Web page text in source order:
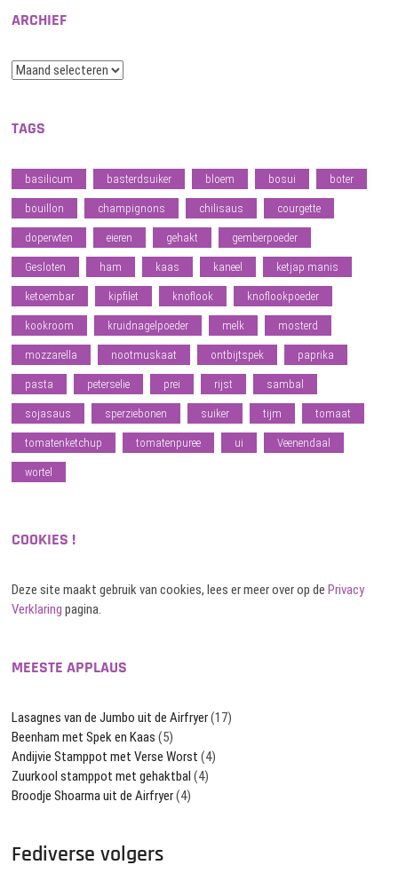
ARCHIEF
Archief
TAGS
basilicum basterdsuiker bloem bosui boter
bouillon champignons chilisaus courgette
doperwten eieren gehakt gemberpoeder
Gesloten ham kaas kaneel ketjap manis
ketoembar kipfilet knoflook knoflookpoeder
kookroom kruidnagelpoeder melk mosterd
mozzarella nootmuskaat ontbijtspek paprika
pasta peterselie prei rijst sambal
sojasaus sperziebonen suiker tijm tomaat
tomatenketchup tomatenpuree ui Veenendaal
wortel
COOKIES !
Deze site maakt gebruik van cookies, lees er meer over op dePrivacy
Verklaring pagina.
MEESTE APPLAUS
Lasagnes van de Jumbo uit de Airfryer(17)
Beenham met Spek en Kaas (5)
Andijvie Stamppot met Verse Worst (4)
Zuurkool stamppot met gehaktbal (4)
Broodje Shoarma uit de Airfryer(4)
Fediverse volgers